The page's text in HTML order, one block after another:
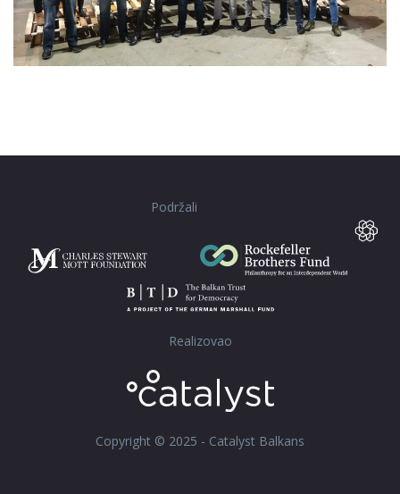
Podržali
Realizovao
Copyright © 2025 - Catalyst Balkans